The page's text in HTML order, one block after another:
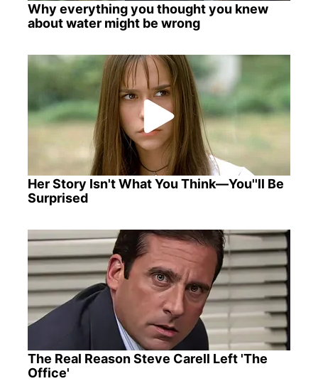
Why everything you thought you knew
about water might be wrong
Her Story Isn't What You Think—You''ll Be
Surprised
The Real Reason Steve Carell Left 'The
Office'